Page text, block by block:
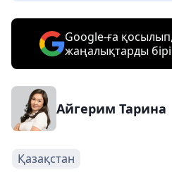
Google-ға қосылып,
жаңалықтарды
Айгерим Тарина
Қазақстан